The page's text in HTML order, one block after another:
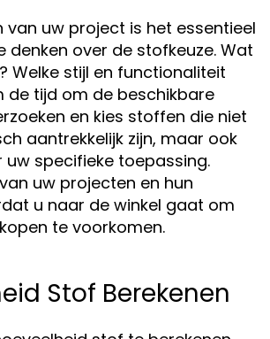
van uw project is het essentieel
denken over de stofkeuze. Wat
Welke stijl en functionaliteit
de tijd om de beschikbare
en kies stoffen die niet
aantrekkelijk zijn, maar ook
specifieke toepassing.
uw projecten en hun
u naar de winkel gaat om
te voorkomen.
Stof Berekenen